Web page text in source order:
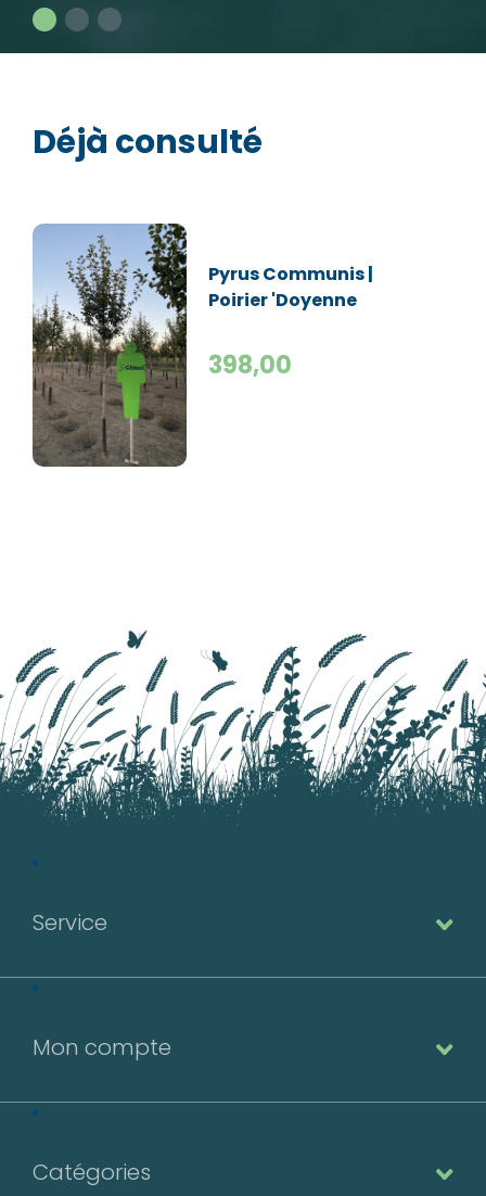
Déjà consulté
Pyrus Communis |
Poirier 'Doyenne
Haute-tige
398,00
Service
Mon compte
Catégories